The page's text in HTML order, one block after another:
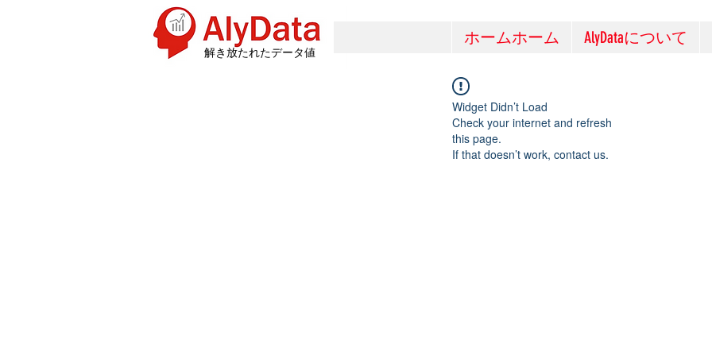
解き放たれたデータ値
ホームホーム AlyDataについて
Widget Didn’t Load
Check your internet and refresh
this page.
If that doesn’t work, contact us.